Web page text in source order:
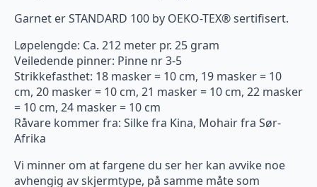
Garnet er STANDARD 100 by OEKO-TEX® sertifisert.
Løpelengde: Ca. 212 meter pr. 25 gram
Veiledende pinner: Pinne nr 3-5
Strikkefasthet: 18 masker = 10 cm, 19 masker = 10
cm, 20 masker = 10 cm, 21 masker = 10 cm, 22 masker
= 10 cm, 24 masker = 10 cm
Råvare kommer fra: Silke fra Kina, Mohair fra Sør-
Afrika
Vi minner om at fargene du ser her kan avvike noe
avhengig av skjermtype, på samme måte som